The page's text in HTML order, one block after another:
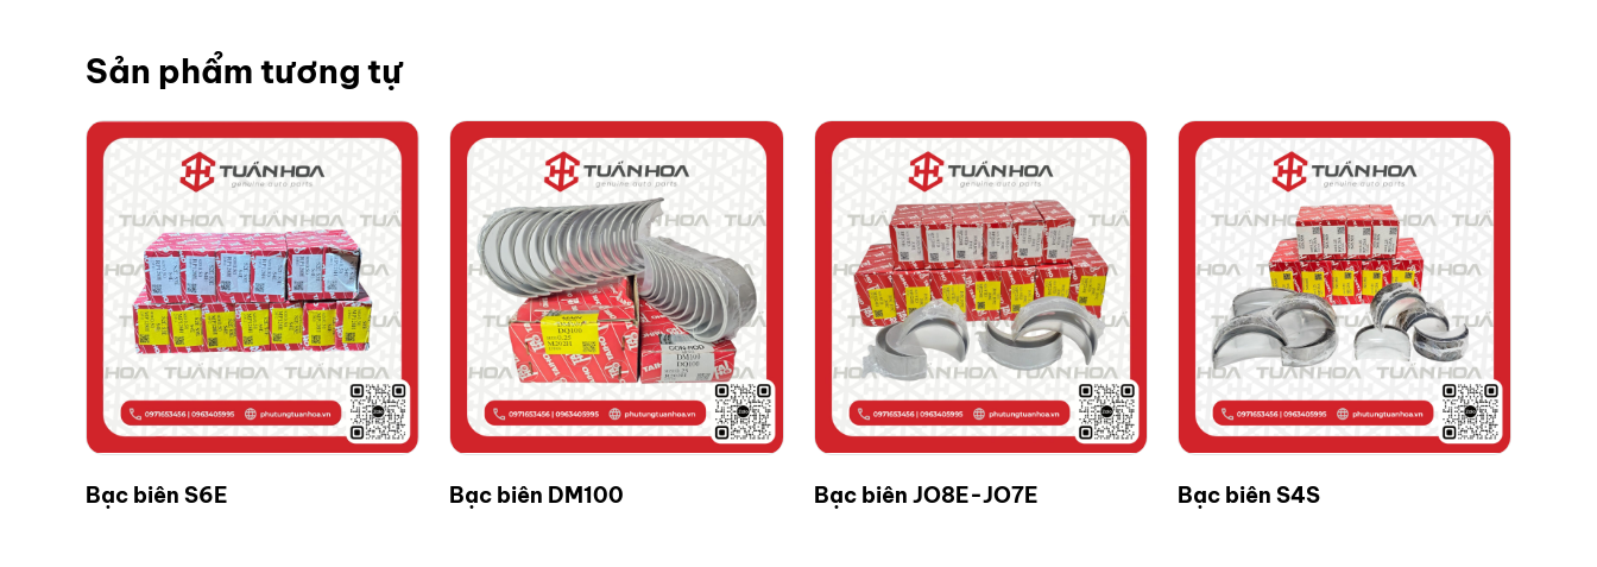
Sản phẩm tương tự
Bạc biên S6E Bạc biên DM100 Bạc biên JO8E-JO7E Bạc biên S4S